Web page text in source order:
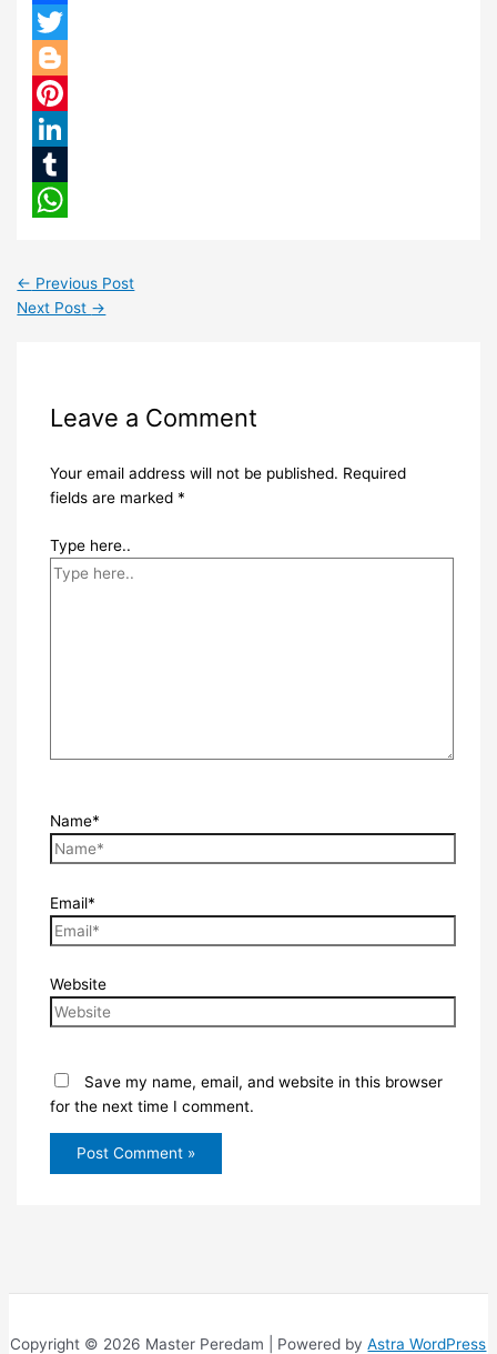
Facebook
Twitter
Blogger
Pinterest
LinkedIn
Tumblr
← Previous Post
Next Post →
Leave a Comment
Your email address will not be published. Required
fields are marked *
Type here..
Name*
Email*
Website
Save my name, email, and website in this browser
for the next time I comment.
Copyright © 2026 Master Peredam | Powered byAstra WordPress